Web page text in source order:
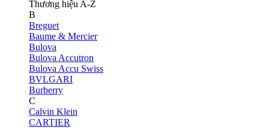
Thương hiệu A-Z
B
Breguet
Baume & Mercier
Bulova
Bulova Accutron
Bulova Accu Swiss
BVLGARI
Burberry
C
Calvin Klein
CARTIER